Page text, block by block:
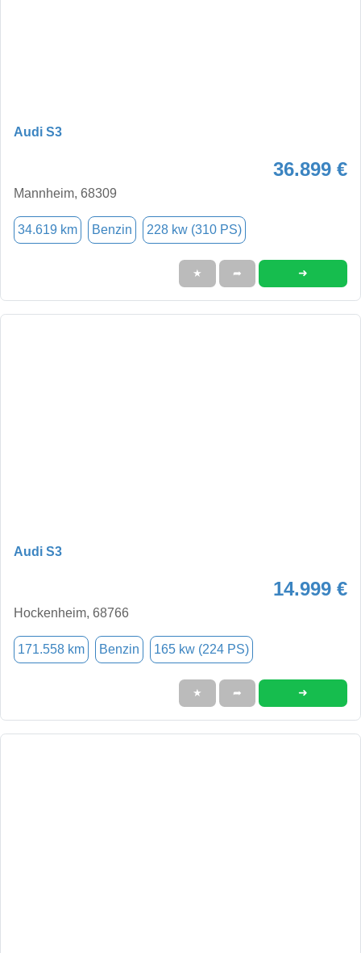
Audi S3
36.899 €
Mannheim, 68309
34.619 km Benzin 228 kw (310 PS)
★ ➦ ➜
Audi S3
14.999 €
Hockenheim, 68766
171.558 km Benzin 165 kw (224 PS)
★ ➦ ➜